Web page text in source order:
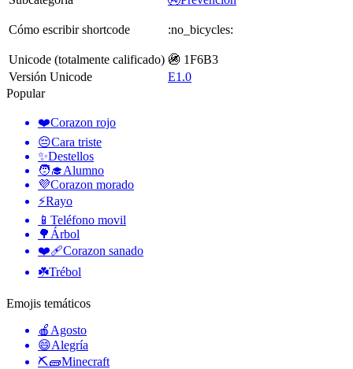
Cómo escribir shortcode :no_bicycles:
Unicode (totalmente calificado) 🚳 1F6B3
Versión Unicode
E1.0
Popular
❤️Corazon rojo
😔Cara triste
✨Destellos
🧑‍🎓Alumno
💜Corazon morado
⚡Rayo
📱 Teléfono movil
🌳 Árbol
❤️‍🩹Corazon sanado
☘️Trébol
Emojis temáticos
🍎 Agosto
😄Alegría
⛏🧱Minecraft